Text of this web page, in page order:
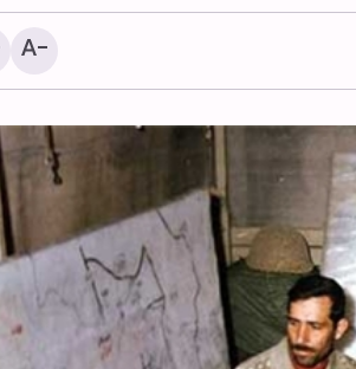
اذعان آمریکا به
محاصره ایران